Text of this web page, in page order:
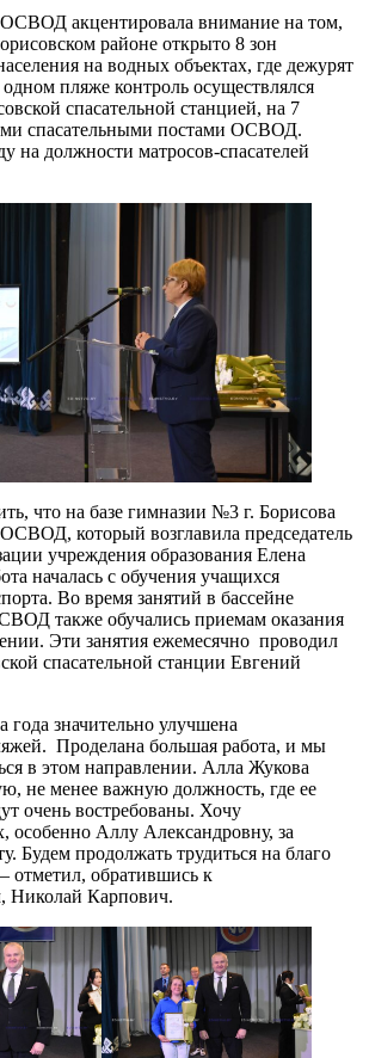
акцентировала внимание на том,
районе открыто 8 зон
на водных объектах, где дежурят
пляже контроль осуществлялся
спасательной станцией, на 7
спасательными постами ОСВОД.
на должности матросов-спасателей
что на базе гимназии №3 г. Борисова
который возглавила председатель
учреждения образования Елена
началась с обучения учащихся
Во время занятий в бассейне
также обучались приемам оказания
Эти занятия ежемесячно проводил
спасательной станции Евгений
года значительно улучшена
Проделана большая работа, и мы
в этом направлении. Алла Жукова
не менее важную должность, где ее
очень востребованы. Хочу
особенно Аллу Александровну, за
Будем продолжать трудиться на благо
отметил, обратившись к
Николай Карпович.